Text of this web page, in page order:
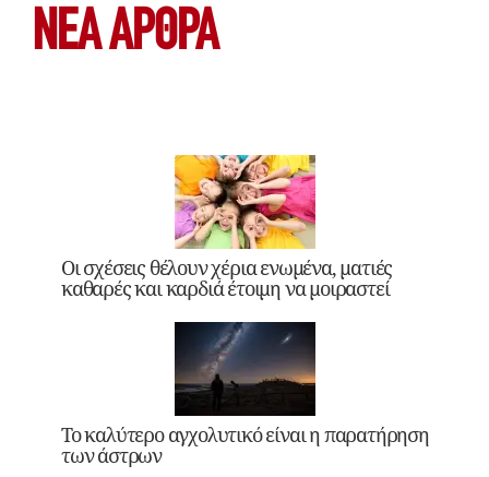
ΝΕΑ ΆΡΘΡΑ
Οι σχέσεις θέλουν χέρια ενωμένα, ματιές
καθαρές και καρδιά έτοιμη να μοιραστεί
Το καλύτερο αγχολυτικό είναι η παρατήρηση
των άστρων